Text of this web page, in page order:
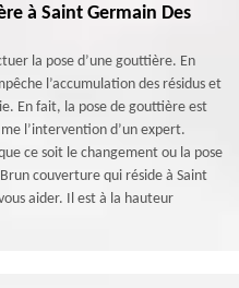
à Saint Germain Des
la pose d’une gouttière. En
l’accumulation des résidus et
En fait, la pose de gouttière est
l’intervention d’un expert.
ce soit le changement ou la pose
couverture qui réside à Saint
aider. Il est à la hauteur